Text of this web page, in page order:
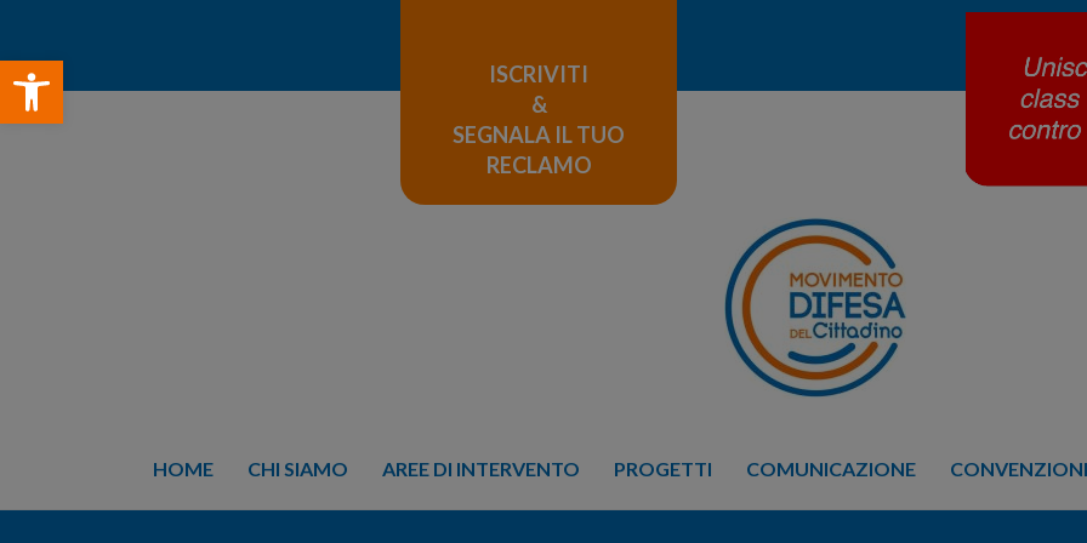
Open toolbar
ISCRIVITI
&
SEGNALA IL TUO
RECLAMO
HOME CHI SIAMO AREE DI INTERVENTO PROGETTI COMUNICAZIONE